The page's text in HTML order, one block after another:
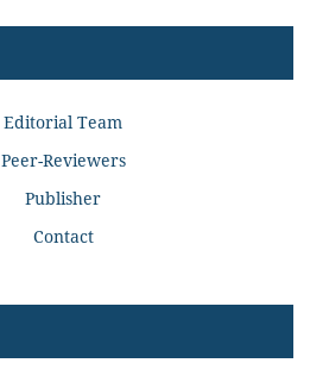
Editorial Team
Peer-Reviewers
Publisher
Contact